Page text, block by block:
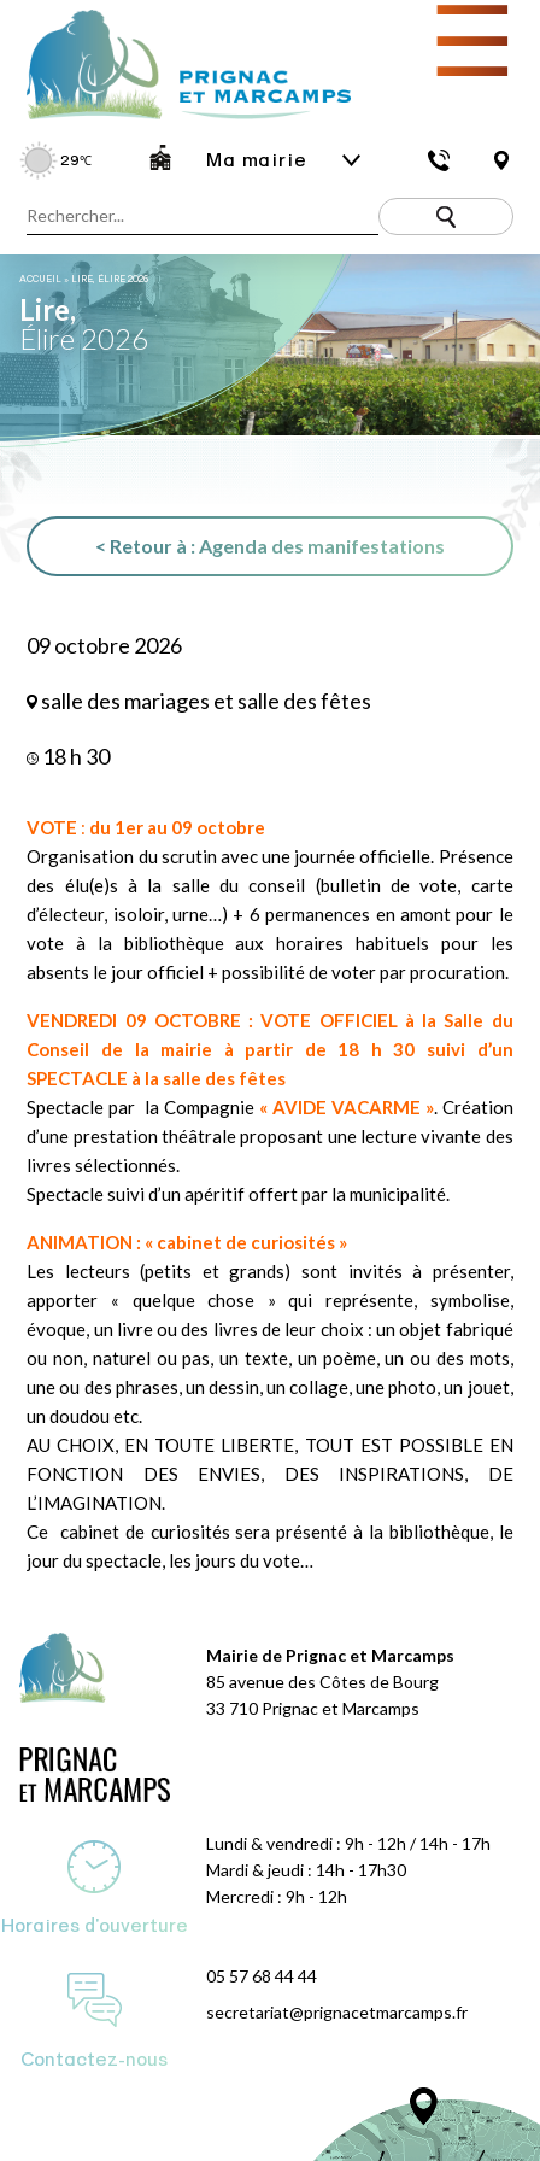
29℃ Ma mairie
☰
ACCUEIL » LIRE, ÉLIRE 2026
Lire,
Élire 2026
< Retour à : Agenda des manifestations
09 octobre 2026
salle des mariages et salle des fêtes
18 h 30
VOTE : du 1er au 09 octobre
Organisation du scrutin avec une journée officielle. Présence
des élu(e)s à la salle du conseil (bulletin de vote, carte
d’électeur, isoloir, urne…) + 6 permanences en amont pour le
vote à la bibliothèque aux horaires habituels pour les
absents le jour officiel + possibilité de voter par procuration.
VENDREDI 09 OCTOBRE : VOTE OFFICIEL à la Salle du
Conseil de la mairie à partir de 18 h 30 suivi d’un
SPECTACLE à la salle des fêtes
Spectacle par la Compagnie « AVIDE VACARME ». Création
d’une prestation théâtrale proposant une lecture vivante des
livres sélectionnés.
Spectacle suivi d’un apéritif offert par la municipalité.
ANIMATION : « cabinet de curiosités »
Les lecteurs (petits et grands) sont invités à présenter,
apporter « quelque chose » qui représente, symbolise,
évoque, un livre ou des livres de leur choix : un objet fabriqué
ou non, naturel ou pas, un texte, un poème, un ou des mots,
une ou des phrases, un dessin, un collage, une photo, un jouet,
un doudou etc.
AU CHOIX, EN TOUTE LIBERTE, TOUT EST POSSIBLE EN
FONCTION DES ENVIES, DES INSPIRATIONS, DE
L’IMAGINATION.
Ce cabinet de curiosités sera présenté à la bibliothèque, le
jour du spectacle, les jours du vote…
Mairie de Prignac et Marcamps
85 avenue des Côtes de Bourg
33 710 Prignac et Marcamps
Horaires d'ouverture
Lundi & vendredi : 9h - 12h / 14h - 17h
Mardi & jeudi : 14h - 17h30
Mercredi : 9h - 12h
Contactez-nous
05 57 68 44 44
secretariat@prignacetmarcamps.fr